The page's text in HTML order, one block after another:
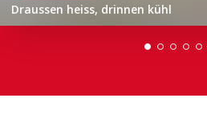
Draussen heiss, drinnen kühl